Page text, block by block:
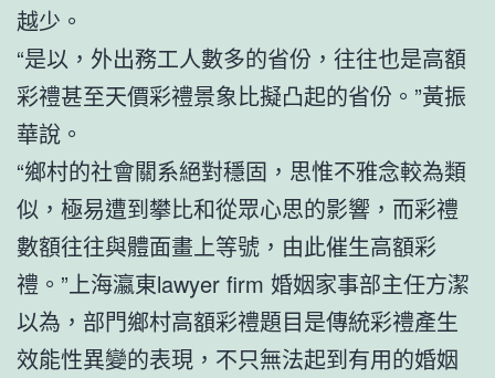
越少。
“是以，外出務工人數多的省份，往往也是高額
彩禮甚至天價彩禮景象比擬凸起的省份。”黃振
華說。
“鄉村的社會關系絕對穩固，思惟不雅念較為類
似，極易遭到攀比和從眾心思的影響，而彩禮
數額往往與體面畫上等號，由此催生高額彩
禮。”上海瀛東lawyer firm 婚姻家事部主任方潔
以為，部門鄉村高額彩禮題目是傳統彩禮產生
效能性異變的表現，不只無法起到有用的婚姻